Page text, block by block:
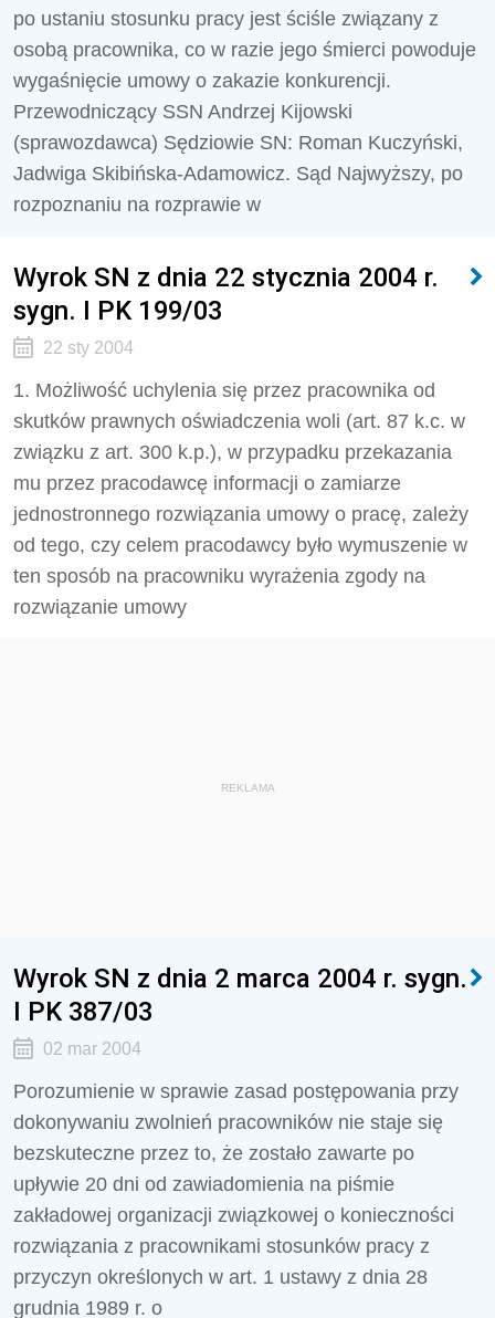
po ustaniu stosunku pracy jest ściśle związany z
osobą pracownika, co w razie jego śmierci powoduje
wygaśnięcie umowy o zakazie konkurencji.
Przewodniczący SSN Andrzej Kijowski
(sprawozdawca) Sędziowie SN: Roman Kuczyński,
Jadwiga Skibińska-Adamowicz. Sąd Najwyższy, po
rozpoznaniu na rozprawie w
Wyrok SN z dnia 22 stycznia 2004 r.
sygn. I PK 199/03
22 sty 2004
1. Możliwość uchylenia się przez pracownika od
skutków prawnych oświadczenia woli (art. 87 k.c. w
związku z art. 300 k.p.), w przypadku przekazania
mu przez pracodawcę informacji o zamiarze
jednostronnego rozwiązania umowy o pracę, zależy
od tego, czy celem pracodawcy było wymuszenie w
ten sposób na pracowniku wyrażenia zgody na
rozwiązanie umowy
REKLAMA
Wyrok SN z dnia 2 marca 2004 r. sygn.
I PK 387/03
02 mar 2004
Porozumienie w sprawie zasad postępowania przy
dokonywaniu zwolnień pracowników nie staje się
bezskuteczne przez to, że zostało zawarte po
upływie 20 dni od zawiadomienia na piśmie
zakładowej organizacji związkowej o konieczności
rozwiązania z pracownikami stosunków pracy z
przyczyn określonych w art. 1 ustawy z dnia 28
grudnia 1989 r. o